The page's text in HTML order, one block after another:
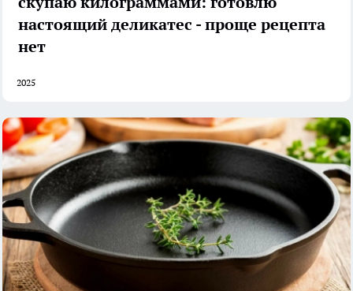
настоящий деликатес - проще рецепта
нет
2025